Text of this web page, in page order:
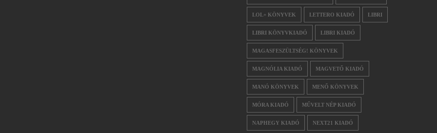
LOL+ KÖNYVEK LETTERO KIADÓ LIBRI
LIBRI KÖNYVKIADÓ LIBRI KIADÓ
MAGASFESZÜLTSÉG! KÖNYVEK
MAGNÓLIA KIADÓ MAGVETŐ KIADÓ
MANÓ KÖNYVEK MENŐ KÖNYVEK
MÓRA KIADÓ MŰVELT NÉP KIADÓ
NAPHEGY KIADÓ NEXT21 KIADÓ